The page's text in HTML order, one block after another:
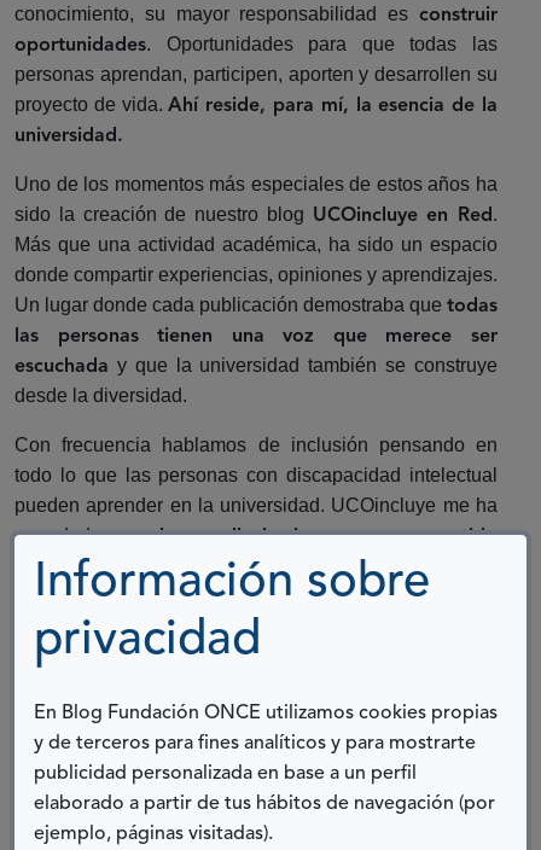
Información sobre
privacidad
En Blog Fundación ONCE utilizamos cookies propias
y de terceros para fines analíticos y para mostrarte
publicidad personalizada en base a un perfil
elaborado a partir de tus hábitos de navegación (por
ejemplo, páginas visitadas).
conocimiento, su mayor responsabilidad es construir
oportunidades. Oportunidades para que todas las
personas aprendan, participen, aporten y desarrollen su
proyecto de vida.Ahí reside, para mí, la esencia de la
universidad.
Uno de los momentos más especiales de estos años ha
sido la creación de nuestro blog UCOincluye en Red .
Más que una actividad académica, ha sido un espacio
donde compartir experiencias, opiniones y aprendizajes.
Un lugar donde cada publicación demostraba que todas
las personas tienen una voz que merece ser
escuchada y que la universidad también se construye
desde la diversidad.
Con frecuencia hablamos de inclusión pensando en
todo lo que las personas con discapacidad intelectual
pueden aprender en la universidad. UCOincluye me ha
recordado queel aprendizaje siempre es compartido
y ha transformado mi forma de enseñar y de entender
qué significa una universidad verdaderamente abierta a
todas las personas.
algo esencial:el sentido de la docencia. Porque hay
experiencias que dejan huella por lo que enseñamos,
pero las más valiosas son aquellas que terminan
transformándonos.UCOincluye ha sido, para mí, una
de ellas.